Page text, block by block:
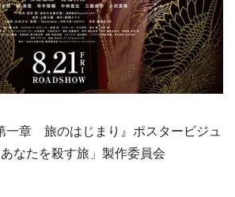
一章 旅のはじまり』ポスタービジュ
なたを殺す旅」製作委員会